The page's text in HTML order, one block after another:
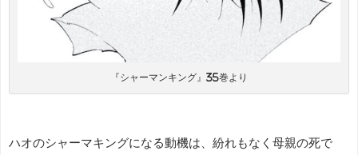
『シャーマンキング』35巻より
ハオのシャーマキングになる動機は、紛れもなく母親の死で